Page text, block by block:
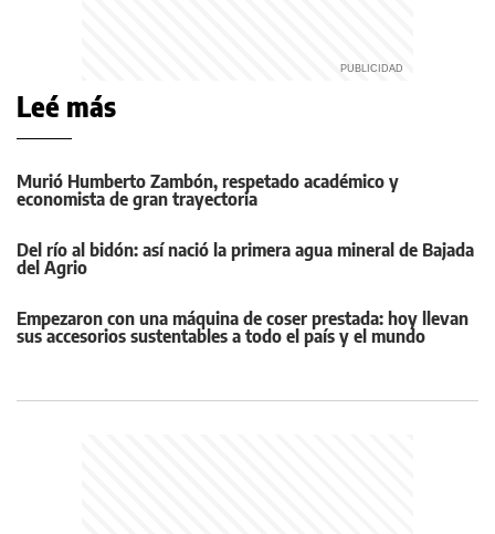
Leé más
Murió Humberto Zambón, respetado académico y
economista de gran trayectoria
Del río al bidón: así nació la primera agua mineral de Bajada
del Agrio
Empezaron con una máquina de coser prestada: hoy llevan
sus accesorios sustentables a todo el país y el mundo